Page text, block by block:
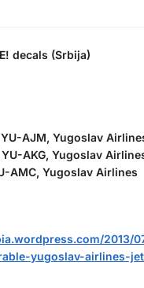
decals (Srbija)
AJM, Yugoslav
AKG, Yugoslav
AMC, Yugoslav Airlines
2013/
yugoslav-airlines-